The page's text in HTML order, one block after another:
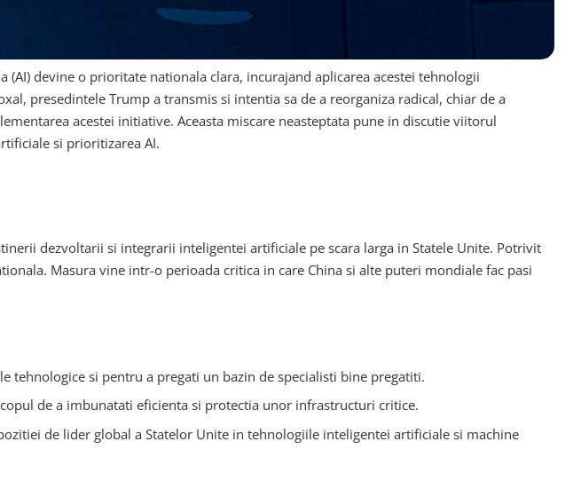
devine o prioritate nationala clara, incurajand aplicarea acestei tehnologii
presedintele Trump a transmis si intentia sa de a reorganiza radical, chiar de a
acestei initiative. Aceasta miscare neasteptata pune in discutie viitorul
si prioritizarea AI.
dezvoltarii si integrarii inteligentei artificiale pe scara larga in Statele Unite. Potrivit
Masura vine intr-o perioada critica in care China si alte puteri mondiale fac pasi
tehnologice si pentru a pregati un bazin de specialisti bine pregatiti.
de a imbunatati eficienta si protectia unor infrastructuri critice.
de lider global a Statelor Unite in tehnologiile inteligentei artificiale si machine